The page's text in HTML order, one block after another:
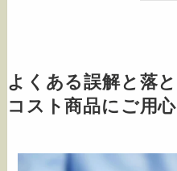
よくある誤解と落
コスト商品にご用心